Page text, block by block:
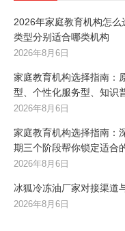
2026年家庭教育机构怎
类型分别适合哪类机构
2026年8月6日
家庭教育机构选择指南：
型、个性化服务型、知识
2026年8月6日
家庭教育机构选择指南：
期三个阶段帮你锁定适合
2026年8月6日
冰狐冷冻油厂家对接渠道
2026年8月6日